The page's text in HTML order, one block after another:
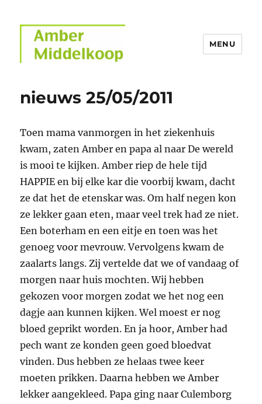
MENU
nieuws 25/05/2011
Toen mama vanmorgen in het ziekenhuis
kwam, zaten Amber en papa al naar De wereld
is mooi te kijken. Amber riep de hele tijd
HAPPIE en bij elke kar die voorbij kwam, dacht
ze dat het de etenskar was. Om half negen kon
ze lekker gaan eten, maar veel trek had ze niet.
Een boterham en een eitje en toen was het
genoeg voor mevrouw. Vervolgens kwam de
zaalarts langs. Zij vertelde dat we of vandaag of
morgen naar huis mochten. Wij hebben
gekozen voor morgen zodat we het nog een
dagje aan kunnen kijken. Wel moest er nog
bloed geprikt worden. En ja hoor, Amber had
pech want ze konden geen goed bloedvat
vinden. Dus hebben ze helaas twee keer
moeten prikken. Daarna hebben we Amber
lekker aangekleed. Papa ging naar Culemborg